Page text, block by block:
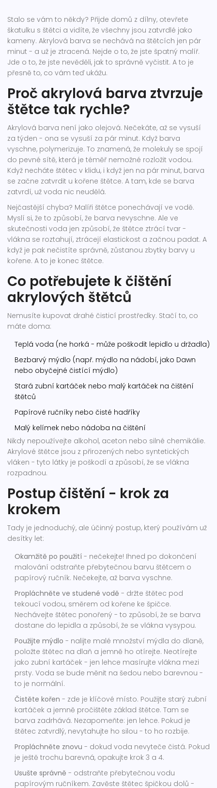
Stalo se vám to někdy? Přijde domů z dílny, otevřete
škatulku s štětci a vidíte, že všechny jsou zatvrdlé jako
kameny. Akrylová barva se nechává na štětcích jen pár
minut - a už je ztracená. Nejde o to, že jste špatný malíř.
Jde o to, že jste nevěděli, jak to správně vyčistit. A to je
přesně to, co vám teď ukážu.
Proč akrylová barva ztvrzuje
štětce tak rychle?
Akrylová barva není jako olejová. Nečekáte, až se vysuší
za týden - ona se vysuší za pár minut. Když barva
vyschne, polymerizuje. To znamená, že molekuly se spojí
do pevné sítě, která je téměř nemožné rozložit vodou.
Když necháte štětec v klidu, i když jen na pár minut, barva
se začne zatvrdit u kořene štětce. A tam, kde se barva
zatvrdí, už voda nic neudělá.
Nejčastější chyba? Malíři štětce ponechávají ve vodě.
Myslí si, že to způsobí, že barva nevyschne. Ale ve
skutečnosti voda jen způsobí, že štětce ztrácí tvar -
vlákna se roztahují, ztrácejí elastickost a začnou padat. A
když je pak nečistíte správně, zůstanou zbytky barvy u
kořene. A to je konec štětce.
Co potřebujete k čištění
akrylových štětců
Nemusíte kupovat drahé čisticí prostředky. Stačí to, co
máte doma:
Teplá voda (ne horká - může poškodit lepidlo u držadla)
Bezbarvý mýdlo (např. mýdlo na nádobí, jako Dawn
nebo obyčejné čistící mýdlo)
Stará zubní kartáček nebo malý kartáček na čištění
štětců
Papírové ručníky nebo čisté hadříky
Malý kelímek nebo nádoba na čištění
Nikdy nepoužívejte alkohol, aceton nebo silné chemikálie.
Akrylové štětce jsou z přirozených nebo syntetických
vláken - tyto látky je poškodí a způsobí, že se vlákna
rozpadnou.
Postup čištění - krok za
krokem
Tady je jednoduchý, ale účinný postup, který používám už
desítky let:
Okamžitě po použití - nečekejte! Ihned po dokončení
malování odstraňte přebytečnou barvu štětcem o
papírový ručník. Nečekejte, až barva vyschne.
Propláchněte ve studené vodě - držte štětec pod
tekoucí vodou, směrem od kořene ke špičce.
Nechávejte štětec ponořený - to způsobí, že se barva
dostane do lepidla a způsobí, že se vlákna vysypou.
Použijte mýdlo - nalijte malé množství mýdla do dlaně,
položte štětec na dlaň a jemně ho otírejte. Neotírejte
jako zubní kartáček - jen lehce masírujte vlákna mezi
prsty. Voda se bude měnit na šedou nebo barevnou -
to je normální.
Čistěte kořen - zde je klíčové místo. Použijte starý zubní
kartáček a jemně pročištěte základ štětce. Tam se
barva zadrhává. Nezapomeňte: jen lehce. Pokud je
štětec zatvrdlý, nevytahujte ho silou - to ho rozbije.
Propláchněte znovu - dokud voda nevyteče čistá. Pokud
je ještě trochu barevná, opakujte krok 3 a 4.
Usušte správně - odstraňte přebytečnou vodu
papírovým ručníkem. Zavěste štětec špičkou dolů -